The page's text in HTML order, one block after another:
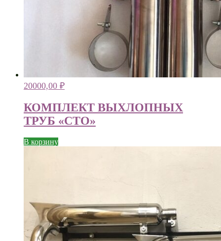
20000,00 ₽
КОМПЛЕКТ ВЫХЛОПНЫХ
ТРУБ «СТО»
В корзину